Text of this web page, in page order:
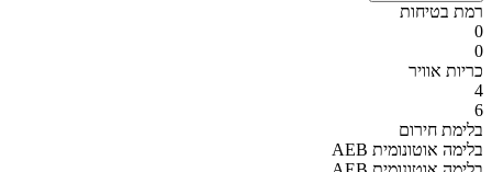
רמת בטיחות
0
0
כריות אוויר
4
6
בלימת חירום
AEB בלימה אוטונומית